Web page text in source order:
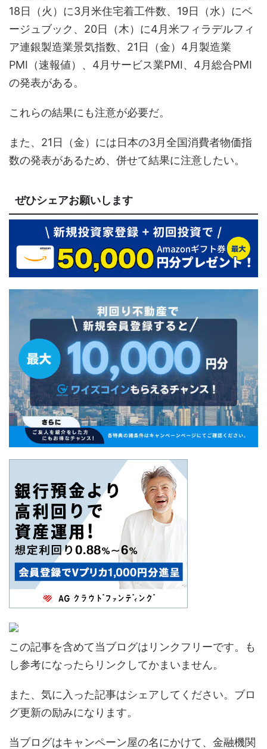
18日（火）に3月米住宅着工件数、19日（水）にベ
ージュブック、20日（木）に4月米フィラデルフィ
ア連銀製造業景気指数、21日（金）4月製造業
PMI（速報値）、4月サービス業PMI、4月総合PMI
の発表がある。
これらの結果にも注意が必要だ。
また、21日（金）には日本の3月全国消費者物価指
数の発表があるため、併せて結果に注意したい。
ぜひシェアお願いします
この記事を含めて当ブログはリンクフリーです。も
し参考になったらリンクしてかまいません。
また、気に入った記事はシェアしてください。ブロ
グ更新の励みになります。
当ブログはキャンペーン屋の名にかけて、金融機関